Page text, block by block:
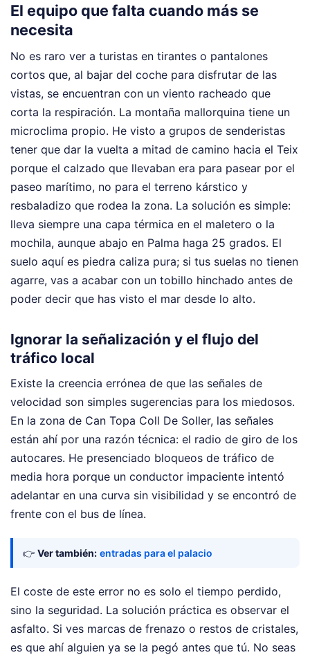
El equipo que falta cuando más se
necesita
No es raro ver a turistas en tirantes o pantalones
cortos que, al bajar del coche para disfrutar de las
vistas, se encuentran con un viento racheado que
corta la respiración. La montaña mallorquina tiene un
microclima propio. He visto a grupos de senderistas
tener que dar la vuelta a mitad de camino hacia el Teix
porque el calzado que llevaban era para pasear por el
paseo marítimo, no para el terreno kárstico y
resbaladizo que rodea la zona. La solución es simple:
lleva siempre una capa térmica en el maletero o la
mochila, aunque abajo en Palma haga 25 grados. El
suelo aquí es piedra caliza pura; si tus suelas no tienen
agarre, vas a acabar con un tobillo hinchado antes de
poder decir que has visto el mar desde lo alto.
Ignorar la señalización y el flujo del
tráfico local
Existe la creencia errónea de que las señales de
velocidad son simples sugerencias para los miedosos.
En la zona de Can Topa Coll De Soller, las señales
están ahí por una razón técnica: el radio de giro de los
autocares. He presenciado bloqueos de tráfico de
media hora porque un conductor impaciente intentó
adelantar en una curva sin visibilidad y se encontró de
frente con el bus de línea.
👉 Ver también: entradas para el palacio
El coste de este error no es solo el tiempo perdido,
sino la seguridad. La solución práctica es observar el
asfalto. Si ves marcas de frenazo o restos de cristales,
es que ahí alguien ya se la pegó antes que tú. No seas